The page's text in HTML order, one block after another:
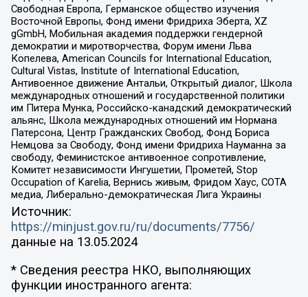
Свободная Европа, Германское общество изучения
Восточной Европы, Фонд имени Фридриха Эберта, XZ
gGmbH, Мобильная академия поддержки гендерной
демократии и миротворчества, Форум имени Льва
Копелева, American Councils for International Education,
Cultural Vistas, Institute of International Education,
Антивоенное движение Антальи, Открытый диалог, Школа
международных отношений и государственной политики
им Питера Мунка, Российско-канадский демократический
альянс, Школа международных отношений им Нормана
Патерсона, Центр Гражданских Свобод, Фонд Бориса
Немцова за Свободу, Фонд имени Фридриха Науманна за
свободу, Феминистское антивоенное сопротивление,
Комитет независимости Ингушетии, Прометей, Stop
Occupation of Karelia, Вернись живым, Фридом Хаус, СОТА
медиа, Либерально-демократическая Лига Украины
Источник:
https://minjust.gov.ru/ru/documents/7756/
данные на 13.05.2024
* Сведения реестра НКО, выполняющих
функции иностранного агента: